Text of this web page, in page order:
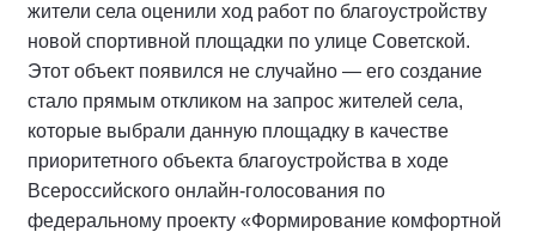
жители села оценили ход работ по благоустройству
новой спортивной площадки по улице Советской.
Этот объект появился не случайно — его создание
стало прямым откликом на запрос жителей села,
которые выбрали данную площадку в качестве
приоритетного объекта благоустройства в ходе
Всероссийского онлайн-голосования по
федеральному проекту «Формирование комфортной